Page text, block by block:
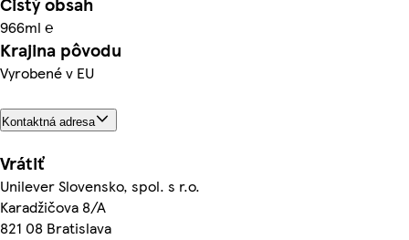
966ml ℮
Krajina pôvodu
Vyrobené v EU
Kontaktná adresa
Vrátiť
Unilever Slovensko, spol. s r.o.
Karadžičova 8/A
821 08 Bratislava